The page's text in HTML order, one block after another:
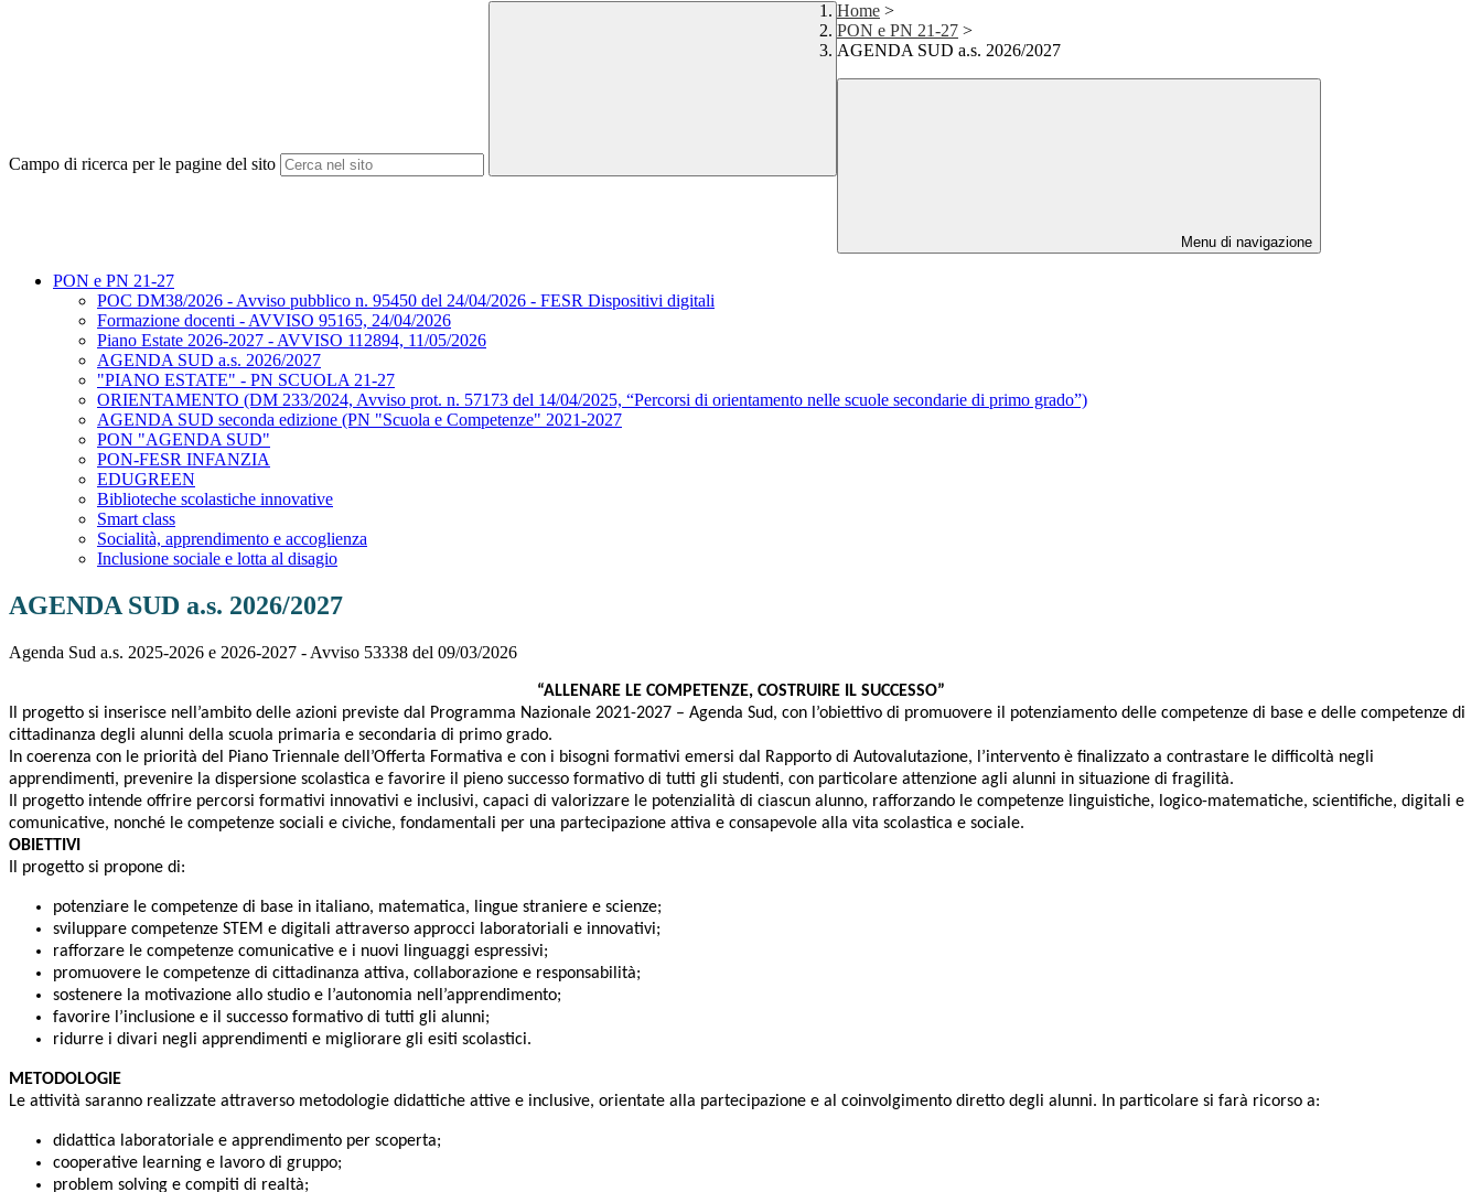
Campo di ricerca per le pagine del sito
Home >
PON e PN 21-27 >
AGENDA SUD a.s. 2026/2027
Menu di navigazione
PON e PN 21-27
POC DM38/2026 - Avviso pubblico n. 95450 del 24/04/2026 - FESR Dispositivi digitali
Formazione docenti - AVVISO 95165, 24/04/2026
Piano Estate 2026-2027 - AVVISO 112894, 11/05/2026
AGENDA SUD a.s. 2026/2027
"PIANO ESTATE" - PN SCUOLA 21-27
ORIENTAMENTO (DM 233/2024, Avviso prot. n. 57173 del 14/04/2025, “Percorsi di orientamento nelle scuole secondarie di primo grado”)
AGENDA SUD seconda edizione (PN "Scuola e Competenze" 2021-2027
PON "AGENDA SUD"
PON-FESR INFANZIA
EDUGREEN
Biblioteche scolastiche innovative
Smart class
Socialità, apprendimento e accoglienza
Inclusione sociale e lotta al disagio
AGENDA SUD a.s. 2026/2027
Agenda Sud a.s. 2025-2026 e 2026-2027 - Avviso 53338 del 09/03/2026
“ALLENARE LE COMPETENZE, COSTRUIRE IL SUCCESSO”
Il progetto si inserisce nell’ambito delle azioni previste dal Programma Nazionale 2021-2027 – Agenda Sud, con l’obiettivo di promuovere il potenziamento delle competenze di base e delle competenze di
cittadinanza degli alunni della scuola primaria e secondaria di primo grado.
In coerenza con le priorità del Piano Triennale dell’Offerta Formativa e con i bisogni formativi emersi dal Rapporto di Autovalutazione, l’intervento è finalizzato a contrastare le difficoltà negli
apprendimenti, prevenire la dispersione scolastica e favorire il pieno successo formativo di tutti gli studenti, con particolare attenzione agli alunni in situazione di fragilità.
Il progetto intende offrire percorsi formativi innovativi e inclusivi, capaci di valorizzare le potenzialità di ciascun alunno, rafforzando le competenze linguistiche, logico-matematiche, scientifiche, digitali e
comunicative, nonché le competenze sociali e civiche, fondamentali per una partecipazione attiva e consapevole alla vita scolastica e sociale.
OBIETTIVI
Il progetto si propone di:
potenziare le competenze di base in italiano, matematica, lingue straniere e scienze;
sviluppare competenze STEM e digitali attraverso approcci laboratoriali e innovativi;
rafforzare le competenze comunicative e i nuovi linguaggi espressivi;
promuovere le competenze di cittadinanza attiva, collaborazione e responsabilità;
sostenere la motivazione allo studio e l’autonomia nell’apprendimento;
favorire l’inclusione e il successo formativo di tutti gli alunni;
ridurre i divari negli apprendimenti e migliorare gli esiti scolastici.
METODOLOGIE
Le attività saranno realizzate attraverso metodologie didattiche attive e inclusive, orientate alla partecipazione e al coinvolgimento diretto degli alunni. In particolare si farà ricorso a:
didattica laboratoriale e apprendimento per scoperta;
cooperative learning e lavoro di gruppo;
problem solving e compiti di realtà;